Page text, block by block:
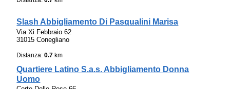
Slash Abbigliamento Di Pasqualini Marisa
Via Xi Febbraio 62
31015 Conegliano
Distanza:0.7 km
Quartiere Latino S.a.s. Abbigliamento Donna
Uomo